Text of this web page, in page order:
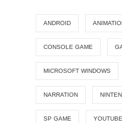
ANDROID
CONSOLE GAME
MICROSOFT WINDOWS
NARRATION
SP GAME YOUTUBE